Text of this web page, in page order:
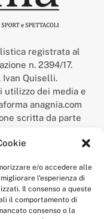
e/o accedere alle
l'esperienza di
Il consenso a queste
il comportamento di
consenso o la
registrata al
n. 2394/17.
Quiselli.
utilizzo dei media e
anagnia.com
scritta da parte
l’Ufficio Italiano
del 9 febbraio 2017.